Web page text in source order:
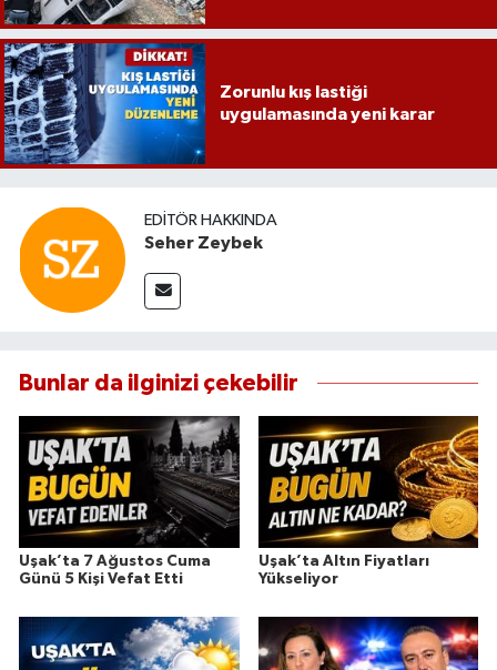
Zorunlu kış lastiği
uygulamasında yeni karar
EDITÖR HAKKINDA
Seher Zeybek
Bunlar da ilginizi çekebilir
Uşak’ta 7 Ağustos Cuma
Günü 5 Kişi Vefat Etti
Uşak’ta Altın Fiyatları
Yükseliyor